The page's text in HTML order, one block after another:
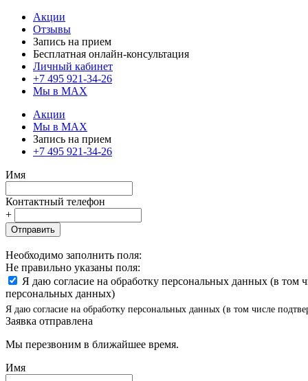
Акции
Отзывы
Запись на прием
Бесплатная онлайн-консультация
Личный кабинет
+7 495 921-34-26
Мы в MAX
Акции
Мы в MAX
Запись на прием
+7 495 921-34-26
Имя
Контактный телефон
+
Отправить
Необходимо заполнить поля:
Не правильно указаны поля:
Я даю согласие на обработку персональных данных (в
персональных данных)
Я даю согласие на обработку персональных данных (в том числе
Заявка отправлена
Мы перезвоним в ближайшее время.
Имя